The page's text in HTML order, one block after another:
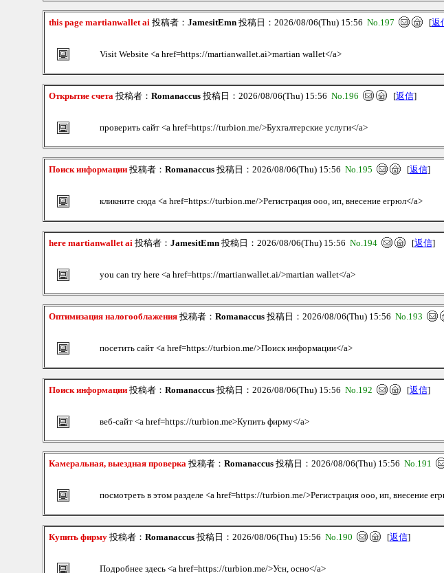
this page martianwallet ai投稿者： JamesitEmn投稿日：2026/08/06(Thu) 15:56 No.197 [返
Visit Website <a href=https://martianwallet.ai>martian wallet</a>
Открытие счета投稿者： Romanaccus投稿日：2026/08/06(Thu) 15:56 No.196 [返信]
проверить сайт <a href=https://turbion.me/>Бухгалтерские услуги</a>
Поиск информации投稿者： Romanaccus投稿日：2026/08/06(Thu) 15:56 No.195 [返信]
кликните сюда <a href=https://turbion.me/>Регистрация ооо, ип, внесение егрюл</a>
here martianwallet ai投稿者： JamesitEmn投稿日：2026/08/06(Thu) 15:56 No.194 [返信]
you can try here <a href=https://martianwallet.ai/>martian wallet</a>
Оптимизация налогооблажения投稿者： Romanaccus投稿日：2026/08/06(Thu) 15:56 No.193
посетить сайт <a href=https://turbion.me/>Поиск информации</a>
Поиск информации投稿者： Romanaccus投稿日：2026/08/06(Thu) 15:56 No.192 [返信]
веб-сайт <a href=https://turbion.me>Купить фирму</a>
Камеральная, выездная проверка投稿者： Romanaccus投稿日：2026/08/06(Thu) 15:56 No.191
посмотреть в этом разделе <a href=https://turbion.me/>Регистрация ооо, ип, внесение
Купить фирму投稿者： Romanaccus投稿日：2026/08/06(Thu) 15:56 No.190 [返信]
Подробнее здесь <a href=https://turbion.me/>Усн, осно</a>